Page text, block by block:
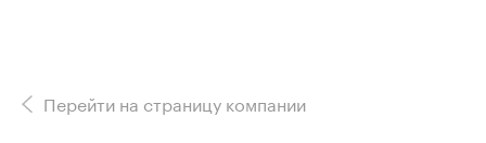
Перейти на страницу компании